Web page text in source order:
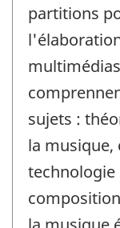
partitions
sujets :
la